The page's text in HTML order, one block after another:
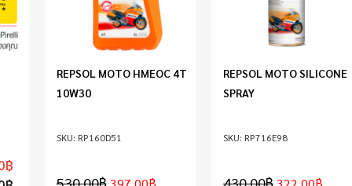
฿
RP160D51
REPSOL MOTO HMEOC 4T
10W30
RP716E98
REPSOL MOTO SILICONE
SPRAY